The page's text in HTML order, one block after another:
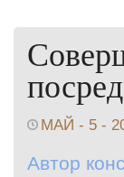
МАЙ - 5 -
Автор